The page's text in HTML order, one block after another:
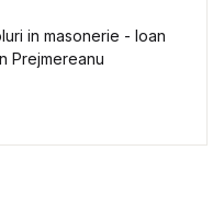
in masonerie - Ioan
Prejmereanu